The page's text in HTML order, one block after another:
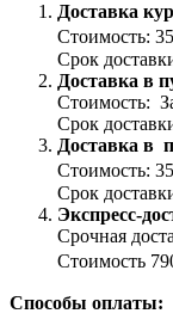
Доставка
Стоимость:
Срок
Доставка в
Стоимость:
Срок
Доставка в
Стоимость:
Срок
Экспресс-
Срочная
Стоимость
Способы оплаты: